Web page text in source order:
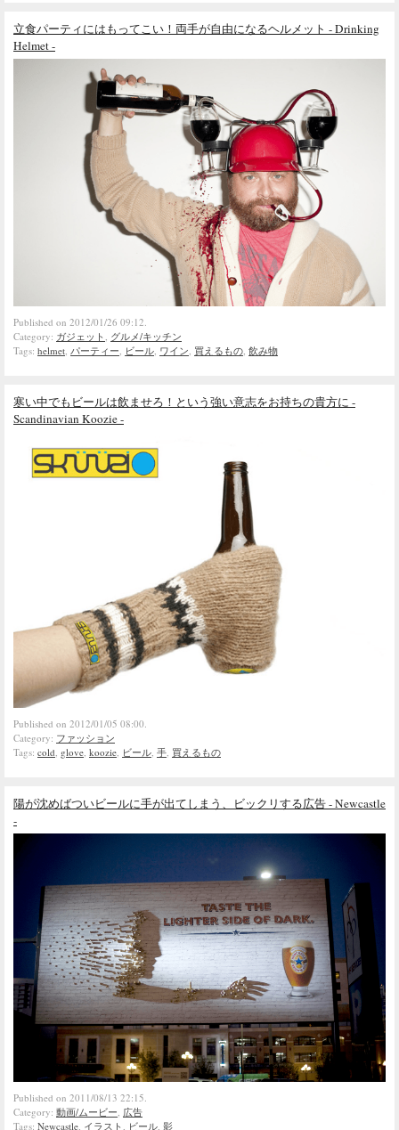
立食パーティにはもってこい！両手が自由になるヘルメット - Drinking
Helmet -
Published on 2012/01/26 09:12.
Category: ガジェット グルメ/キッチン
Tags: helmet パーティー ビール ワイン 買えるもの 飲み物
寒い中でもビールは飲ませろ！という強い意志をお持ちの貴方に -
Scandinavian Koozie -
Published on 2012/01/05 08:00.
Category: ファッション
Tags: cold, glove, koozie, ビール, 手, 買えるもの
陽が沈めばついビールに手が出てしまう、ビックリする広告 - Newcastle
-
Published on 2011/08/13 22:15.
Category: 動画/ムービー 広告
Tags: Newcastle イラスト ビール 影